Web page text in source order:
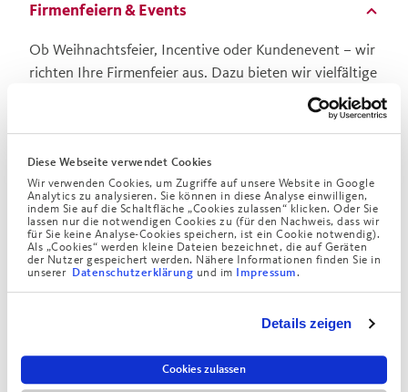
Diese Webseite verwendet Cookies
Wir verwenden Cookies, um Zugriffe auf unsere Website in Google
Analytics zu analysieren. Sie können in diese Analyse einwilligen,
indem Sie auf die Schaltfläche „Cookies zulassen“ klicken. Oder Sie
lassen nur die notwendigen Cookies zu (für den Nachweis, dass wir
für Sie keine Analyse-Cookies speichern, ist ein Cookie notwendig).
Als „Cookies“ werden kleine Dateien bezeichnet, die auf Geräten
der Nutzer gespeichert werden. Nähere Informationen finden Sie in
unserer Datenschutzerklärung und im Impressum.
Details zeigen
Cookies zulassen
Firmenfeiern & Events
Ob Weihnachtsfeier, Incentive oder Kundenevent – wir
richten Ihre Firmenfeier aus. Dazu bieten wir vielfältige
gastronomische Konzepte an, z.B. gesetzte Menüs,
Stehpartys mit Fingerfood, Showcooking in unserer
offenen Küche, Buffets oder eine Mischung aus allen
Varianten, lassen Sie sich von unseren Ideen
überzeugen!
Nach Verfügbarkeit stellen wir in Kombination ebenso
gerne unseren Augustinus-Saal inkl. Foyer für
Empfänge, Vorführungen oder Tagungen zur
Verfügung. Fragen Sie einfach an!
Feiern wo andere nur staunen. Laden Sie zu